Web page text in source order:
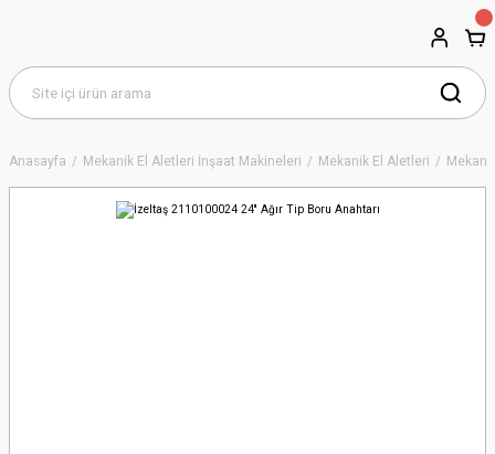
Anasayfa Mekanik El Aletleri İnşaat Makineleri Mekanik El Aletleri